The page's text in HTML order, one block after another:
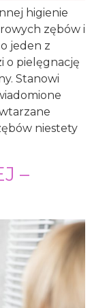
higienie
zębów i
jeden z
o pielęgnację
Stanowi
niestety
–